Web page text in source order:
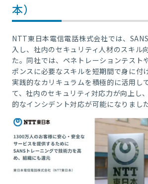
本）
NTT東日本電信電話株式会社では、
入し、社内のセキュリティ人材のスキル
た。同社では、ペネトレーションテスト
ポンスに必要なスキルを短期間で身に付
実践的なカリキュラムを積極的に活用し
て、社内のセキュリティ対応力が向上し
的なインシデント対応が可能になりました